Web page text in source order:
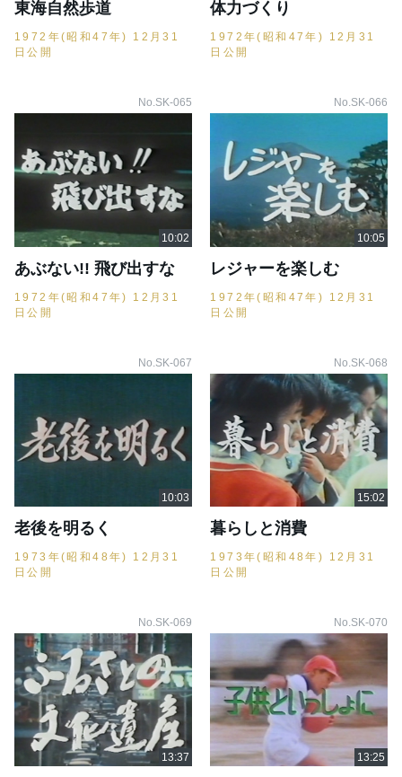
東海自然歩道
1972年(昭和47年) 12月31
日公開
体力づくり
1972年(昭和47年) 12月31
日公開
No.SK-065
あぶない!! 飛び出すな
1972年(昭和47年) 12月31
日公開
No.SK-066
レジャーを楽しむ
1972年(昭和47年) 12月31
日公開
No.SK-067
老後を明るく
1973年(昭和48年) 12月31
日公開
No.SK-068
暮らしと消費
1973年(昭和48年) 12月31
日公開
No.SK-069 No.SK-070